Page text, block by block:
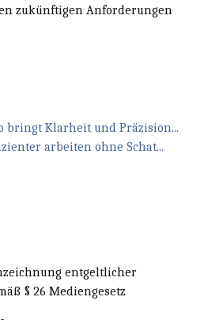
zukünftigen Anforderungen
bringt Klarheit und Präzision...
arbeiten ohne Schat...
from authorfrom author
entgeltlicher
§ 26 Mediengesetz